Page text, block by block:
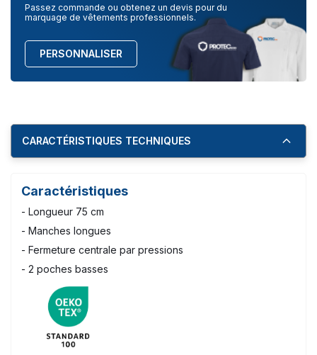
Passez commande ou obtenez un devis pour du
marquage de vêtements professionnels.
PERSONNALISER
CARACTÉRISTIQUES TECHNIQUES
Caractéristiques
- Longueur 75 cm
- Manches longues
- Fermeture centrale par pressions
- 2 poches basses